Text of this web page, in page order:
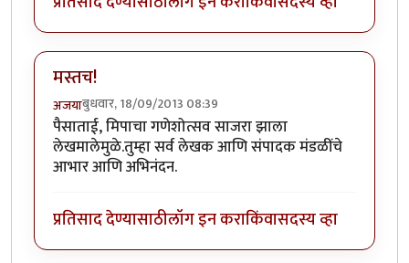
मस्तच!
अजयाबुधवार, 18/09/2013 08:39
पैसाताई, मिपाचा गणेशोत्सव साजरा झाला
लेखमालेमुळे.तुम्हा सर्व लेखक आणि संपादक मंडळींचे
आभार आणि अभिनंदन.
प्रतिसाद देण्यासाठीलॉग इन कराकिंवासदस्य व्हा